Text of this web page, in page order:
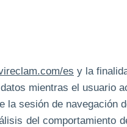
es y la
mientras el usuario
la sesión de navegación
del comportamiento